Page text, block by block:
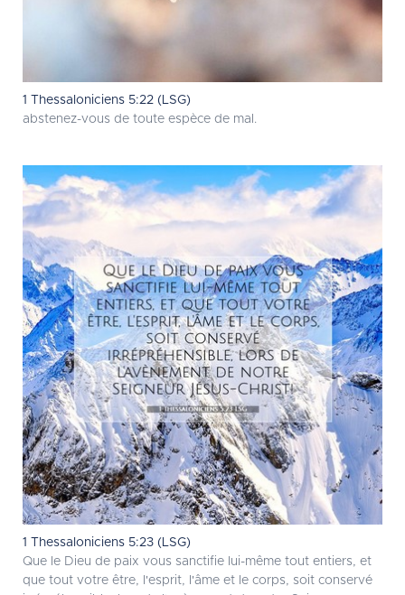
1 Thessaloniciens 5:22 (LSG)
abstenez-vous de toute espèce de mal.
1 Thessaloniciens 5:23 (LSG)
Que le Dieu de paix vous sanctifie lui-même tout entiers, et
que tout votre être, l'esprit, l'âme et le corps, soit conservé